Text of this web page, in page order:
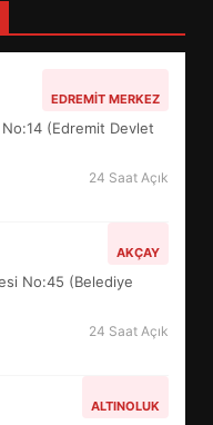
EDREMIT MERKEZ
(Edremit Devlet
24 Saat Açık
AKÇAY
No:45 (Belediye
24 Saat Açık
ALTINOLUK
SÜRE
NEYİ